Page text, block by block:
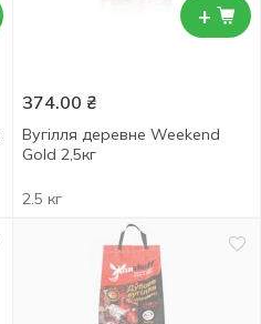
+
374.00 ₴
Вугілля деревне Weekend
Gold 2,5кг
2.5 кг